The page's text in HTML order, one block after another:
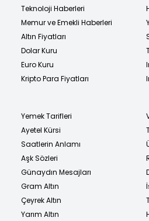
Teknoloji Haberleri
Memur ve Emekli Haberleri
Altın Fiyatları
Dolar Kuru
Euro Kuru
Kripto Para Fiyatları
Yemek Tarifleri
Ayetel Kürsi
Saatlerin Anlamı
Aşk Sözleri
Günaydın Mesajları
Gram Altın
Çeyrek Altın
Yarım Altın